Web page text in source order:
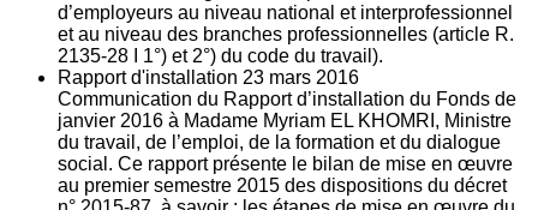
d’employeurs au niveau national et interprofessionnel
et au niveau des branches professionnelles (article R.
2135‐28 I 1°) et 2°) du code du travail).
Rapport d'installation 23 mars 2016
Communication du Rapport d’installation du Fonds de
janvier 2016 à Madame Myriam EL KHOMRI, Ministre
du travail, de l’emploi, de la formation et du dialogue
social. Ce rapport présente le bilan de mise en œuvre
au premier semestre 2015 des dispositions du décret